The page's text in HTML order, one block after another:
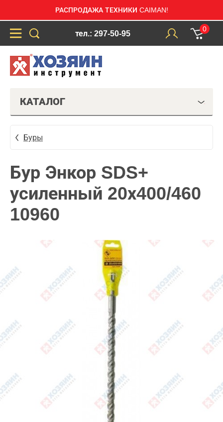
РАСПРОДАЖА ТЕХНИКИ CAIMAN!
тел.: 297-50-95
0
КАТАЛОГ
Буры
Бур Энкор SDS+
усиленный 20х400/460
10960